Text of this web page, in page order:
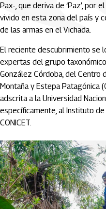
Pax-, que deriva de ‘Paz’, por
vivido en esta zona del país y
de las armas en el Vichada.
El reciente descubrimiento se
expertas del grupo
González Córdoba, del Centro
Montaña y Estepa Patagónica
adscrita a la Universidad
específicamente, al Instituto
CONICET.